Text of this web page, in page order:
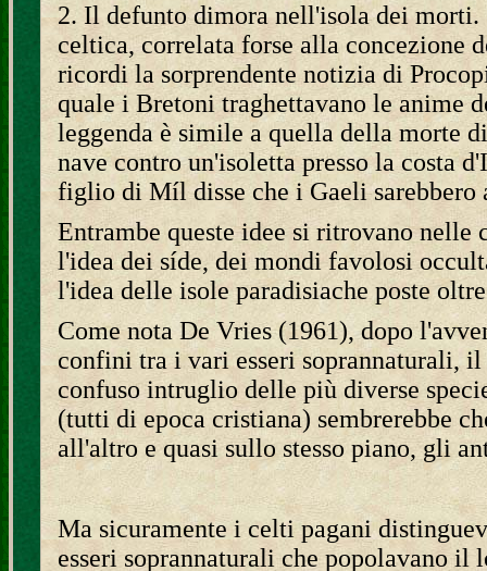
2. Il defunto dimora nell'isola dei morti.
celtica, correlata forse alla concezione
ricordi la sorprendente notizia di
quale i Bretoni traghettavano le anime
leggenda è simile a quella della morte
nave contro un'isoletta presso la costa
figlio di Míl disse che i Gaeli sarebbero
Entrambe queste idee si ritrovano
l'idea dei síde, dei mondi favolosi
l'idea delle isole paradisiache poste
Come nota De Vries (1961), dopo
confini tra i vari esseri soprannaturali,
confuso intruglio delle più diverse
(tutti di epoca cristiana) sembrerebbe
all'altro e quasi sullo stesso piano, gli
Ma sicuramente i celti pagani
esseri soprannaturali che popolavano il